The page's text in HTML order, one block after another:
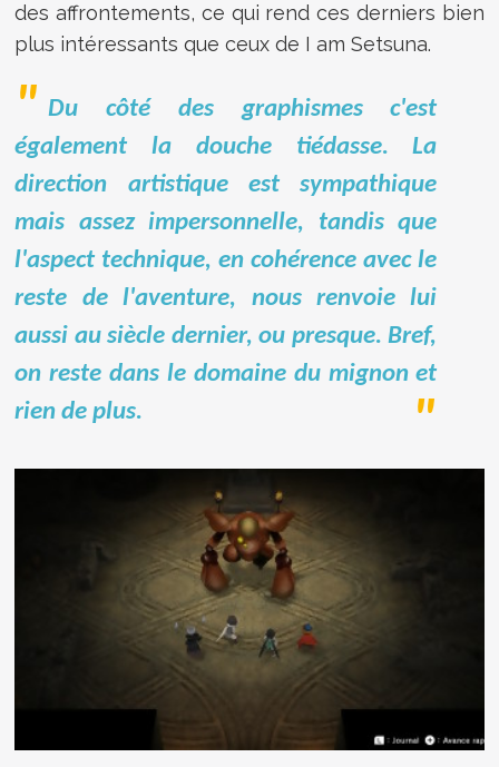
des affrontements, ce qui rend ces derniers bien
plus intéressants que ceux de I am Setsuna.
Du côté des graphismes c'est
également la douche tiédasse. La
direction artistique est sympathique
mais assez impersonnelle, tandis que
l'aspect technique, en cohérence avec le
reste de l'aventure, nous renvoie lui
aussi au siècle dernier, ou presque. Bref,
on reste dans le domaine du mignon et
rien de plus.